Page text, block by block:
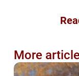
More